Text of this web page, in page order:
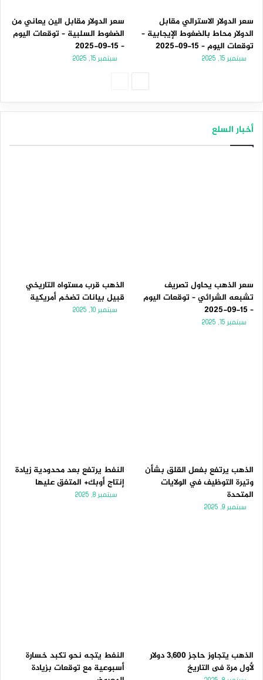
سعر الدولار الاسترالي مقابل
الدولار محاط بالضغوط الإيجابية –
توقعات اليوم – 15-09-2025
سبتمبر 15, 2025
سعر الدولار مقابل الين يعاني من
الضغوط السلبية – توقعات اليوم
– 15-09-2025
سبتمبر 15, 2025
أخبار السلع
سعر الذهب يحاول تصريف
تشبعه الشرائي – توقعات اليوم
– 15-09-2025
سبتمبر 15, 2025
الذهب قرب مستواه التاريخي
قبيل بيانات تضخم أمريكية
سبتمبر 10, 2025
الذهب يرتفع بفعل القلق بشأن
وتيرة التوظيف في الولايات
المتحدة
سبتمبر 9, 2025
النفط يرتفع بعد محدودية زيادة
إنتاج أوبك+ المتفق عليها
سبتمبر 8, 2025
الذهب يتجاوز حاجز 3,600 دولار
لأول مرة فى التاريخ
النفط يتجه نحو تكبد خسارة
أسبوعية مع توقعات بزيادة